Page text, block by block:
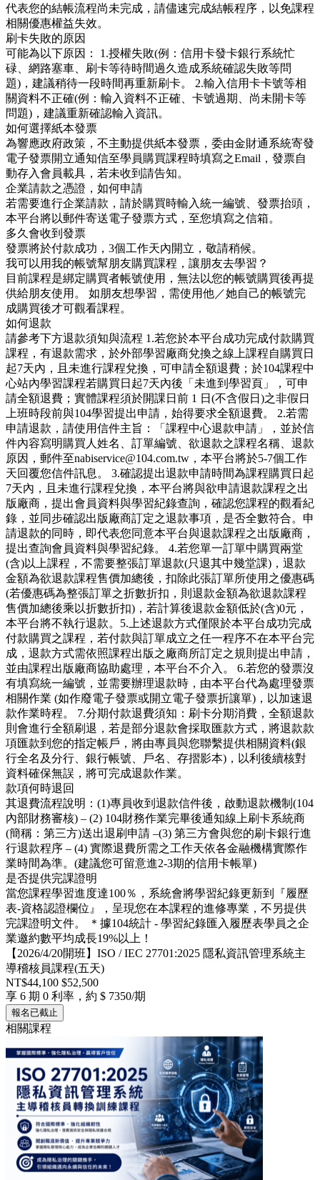
代表您的結帳流程尚未完成，請儘速完成結帳程序，以免課程
相關優惠權益失效。
刷卡失敗的原因
可能為以下原因： 1.授權失敗(例：信用卡發卡銀行系統忙
碌、網路塞車、刷卡等待時間過久造成系統確認失敗等問
題)，建議稍待一段時間再重新刷卡。 2.輸入信用卡卡號等相
關資料不正確(例：輸入資料不正確、卡號過期、尚未開卡等
問題)，建議重新確認輸入資訊。
如何選擇紙本發票
為響應政府政策，不主動提供紙本發票，委由金財通系統寄發
電子發票開立通知信至學員購買課程時填寫之Email，發票自
動存入會員載具，若未收到請告知。
企業請款之憑證，如何申請
若需要進行企業請款，請於購買時輸入統一編號、發票抬頭，
本平台將以郵件寄送電子發票方式，至您填寫之信箱。
多久會收到發票
發票將於付款成功，3個工作天內開立，敬請稍候。
我可以用我的帳號幫朋友購買課程，讓朋友去學習？
目前課程是綁定購買者帳號使用，無法以您的帳號購買後再提
供給朋友使用。 如朋友想學習，需使用他／她自己的帳號完
成購買後才可觀看課程。
如何退款
請參考下方退款須知與流程 1.若您於本平台成功完成付款購買
課程，有退款需求，於外部學習廠商兌換之線上課程自購買日
起7天內，且未進行課程兌換，可申請全額退費；於104課程中
心站內學習課程若購買日起7天內後「未進到學習頁」，可申
請全額退費；實體課程須於開課日前 1 日(不含假日)之非假日
上班時段前與104學習提出申請，始得要求全額退費。 2.若需
申請退款，請使用信件主旨：「課程中心退款申請」，並於信
件內容寫明購買人姓名、訂單編號、欲退款之課程名稱、退款
原因，郵件至nabiservice@104.com.tw，本平台將於5-7個工作
天回覆您信件訊息。 3.確認提出退款申請時間為課程購買日起
7天內，且未進行課程兌換，本平台將與欲申請退款課程之出
版廠商，提出會員資料與學習紀錄查詢，確認您課程的觀看紀
錄，並同步確認出版廠商訂定之退款事項，是否全數符合。申
請退款的同時，即代表您同意本平台與退款課程之出版廠商，
提出查詢會員資料與學習紀錄。 4.若您單一訂單中購買兩堂
(含)以上課程，不需要整張訂單退款(只退其中幾堂課)，退款
金額為欲退款課程售價加總後，扣除此張訂單所使用之優惠碼
(若優惠碼為整張訂單之折數折扣，則退款金額為欲退款課程
售價加總後乘以折數折扣)，若計算後退款金額低於(含)0元，
本平台將不執行退款。5.上述退款方式僅限於本平台成功完成
付款購買之課程，若付款與訂單成立之任一程序不在本平台完
成，退款方式需依照課程出版之廠商所訂定之規則提出申請，
並由課程出版廠商協助處理，本平台不介入。 6.若您的發票沒
有填寫統一編號，並需要辦理退款時，由本平台代為處理發票
相關作業 (如作廢電子發票或開立電子發票折讓單)，以加速退
款作業時程。 7.分期付款退費須知：刷卡分期消費，全額退款
則會進行全額刷退，若是部分退款會採取匯款方式，將退款款
項匯款到您的指定帳戶，將由專員與您聯繫提供相關資料(銀
行全名及分行、銀行帳號、戶名、存摺影本)，以利後續核對
資料確保無誤，將可完成退款作業。
款項何時退回
其退費流程說明：(1)專員收到退款信件後，啟動退款機制(104
內部財務審核) – (2) 104財務作業完畢後通知線上刷卡系統商
(簡稱：第三方)送出退刷申請 –(3) 第三方會與您的刷卡銀行進
行退款程序 – (4) 實際退費所需之工作天依各金融機構實際作
業時間為準。(建議您可留意進2-3期的信用卡帳單)
是否提供完課證明
當您課程學習進度達100％，系統會將學習紀錄更新到『履歷
表-資格認證欄位』，呈現您在本課程的進修專業，不另提供
完課證明文件。 ＊據104統計 - 學習紀錄匯入履歷表學員之企
業邀約數平均成長19%以上！
【2026/4/20開班】ISO / IEC 27701:2025 隱私資訊管理系統主
導稽核員課程(五天)
NT$44,100 $52,500
享 6 期 0 利率，約 $ 7350/期
報名已截止
相關課程